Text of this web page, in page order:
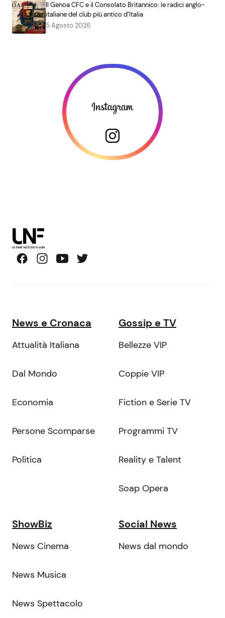
Il Genoa CFC e il Consolato Britannico: le radici anglo-
italiane del club più antico d’Italia
5 Agosto 2026
News e Cronaca
Attualità Italiana
Dal Mondo
Economia
Persone Scomparse
Politica
Gossip e TV
Bellezze VIP
Coppie VIP
Fiction e Serie TV
Programmi TV
Reality e Talent
Soap Opera
ShowBiz
News Cinema
News Musica
News Spettacolo
Social News
News dal mondo